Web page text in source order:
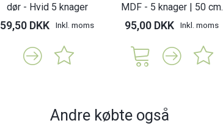
dør - Hvid 5 knager
59,50 DKK Inkl. moms
MDF - 5 knager | 50 cm.
95,00 DKK Inkl. moms
Andre købte også